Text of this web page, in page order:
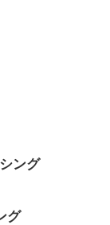
ング
グ